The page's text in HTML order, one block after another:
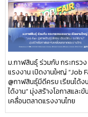
ม.กาฬสินธุ์ ร่วมกับ กระทรวง
แรงงาน เปิดงานใหญ่ “Job
@กาฬสินธุ์มีดีครบ เรียนได้ง
ได้งาน” มุ่งสร้างโอกาสและขับ
เคลื่อนตลาดแรงงานไทย